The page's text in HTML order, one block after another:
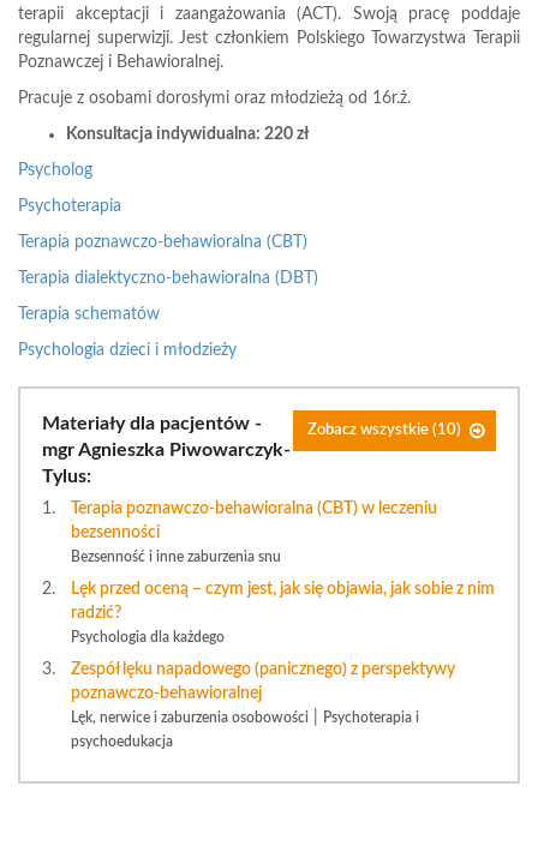
terapii akceptacji i zaangażowania (ACT). Swoją pracę poddaje
regularnej superwizji. Jest członkiem Polskiego Towarzystwa Terapii
Poznawczej i Behawioralnej.
Pracuje z osobami dorosłymi oraz młodzieżą od 16r.ż.
Konsultacja indywidualna: 220 zł
Psycholog
Psychoterapia
Terapia poznawczo-behawioralna (CBT)
Terapia dialektyczno-behawioralna (DBT)
Terapia schematów
Psychologia dzieci i młodzieży
Zobacz wszystkie (10)
Materiały dla pacjentów -
mgr Agnieszka Piwowarczyk-
Tylus:
Terapia poznawczo-behawioralna (CBT) w leczeniu
bezsenności
Bezsenność i inne zaburzenia snu
Lęk przed oceną – czym jest, jak się objawia, jak sobie z nim
radzić?
Psychologia dla każdego
Zespół lęku napadowego (panicznego) z perspektywy
poznawczo-behawioralnej
Lęk, nerwice i zaburzenia osobowości
Psychoterapia i
psychoedukacja